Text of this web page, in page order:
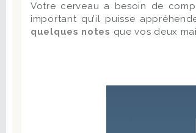
Votre cerveau a besoin de
important qu’il puisse
quelques notes que vos deux